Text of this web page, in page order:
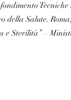
della Salute.
e Sterilità” –